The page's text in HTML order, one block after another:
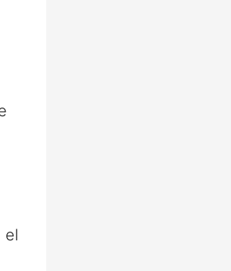
el